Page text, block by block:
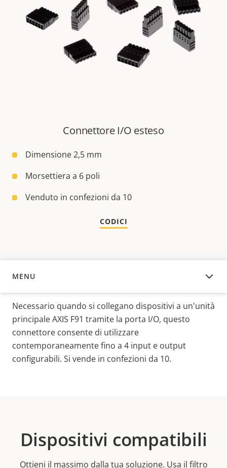
Connettore I/O esteso
Dimensione 2,5 mm
Morsettiera a 6 poli
Venduto in confezioni da 10
CODICI
MENU
PANORAMICA
Necessario quando si collegano dispositivi a un'unità
principale AXIS F91 tramite la porta I/O, questo
connettore consente di utilizzare
contemporaneamente fino a 4 input e output
configurabili. Si vende in confezioni da 10.
Dispositivi compatibili
Ottieni il massimo dalla tua soluzione. Usa il filtro